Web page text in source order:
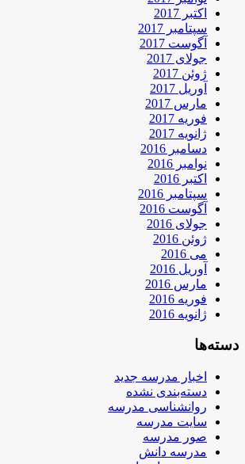
اکتبر 2017
سپتامبر 2017
آگوست 2017
جولای 2017
ژوئن 2017
آوریل 2017
مارس 2017
فوریه 2017
ژانویه 2017
دسامبر 2016
نوامبر 2016
اکتبر 2016
سپتامبر 2016
آگوست 2016
جولای 2016
ژوئن 2016
می 2016
آوریل 2016
مارس 2016
فوریه 2016
ژانویه 2016
دسته‌ها
اخبار مدرسه جدید
دسته‌بندی نشده
روانشناسی مدرسه
سایت مدرسه
صور مدرسه
مدرسه دانش